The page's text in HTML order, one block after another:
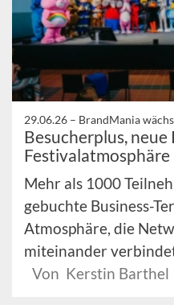
29.06.26 – BrandMania
Besucherplus,
Festivalatmosphäre
Mehr als 1000
gebuchte Business-
Atmosphäre, die
miteinander
Von Kerstin Barthel